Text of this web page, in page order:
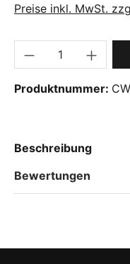
Preise inkl. MwSt.
Produkt
Produktnummer:
Beschreibung
Bewertungen